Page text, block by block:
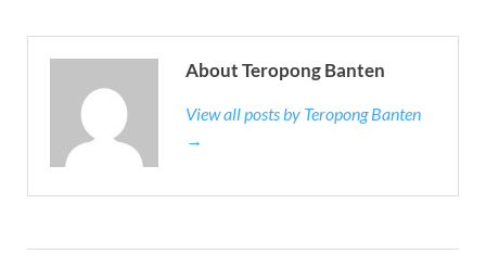
About Teropong Banten
View all posts by Teropong Banten
→